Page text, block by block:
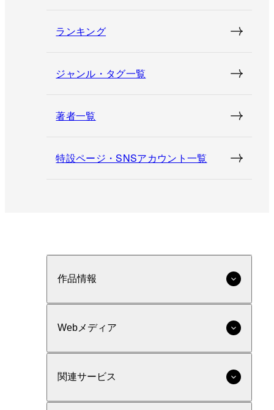
ランキング
ジャンル・タグ一覧
著者一覧
特設ページ・SNSアカウント一覧
作品情報
Webメディア
関連サービス